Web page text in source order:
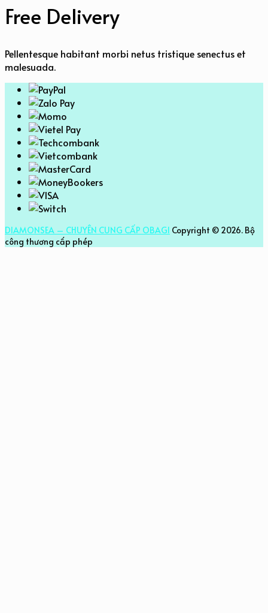
Free Delivery
Pellentesque habitant morbi netus tristique senectus et
malesuada.
DIAMONSEA – CHUYÊN CUNG CẤP OBAGI Copyright © 2026. Bộ
công thương cấp phép